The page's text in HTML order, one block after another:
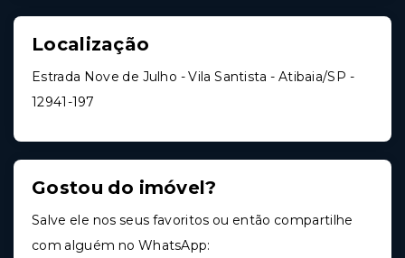
Localização
Estrada Nove de Julho - Vila Santista - Atibaia/SP -
12941-197
Gostou do imóvel?
Salve ele nos seus favoritos ou então compartilhe
com alguém no WhatsApp: